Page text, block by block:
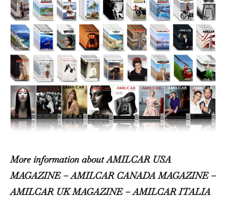
More information about AMILCAR USA
MAGAZINE – AMILCAR CANADA MAGAZINE –
AMILCAR UK MAGAZINE – AMILCAR ITALIA